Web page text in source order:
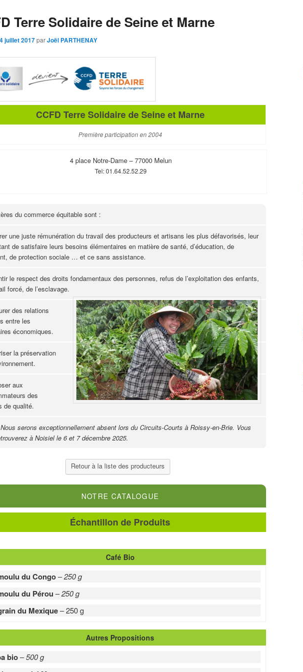
Terre Solidaire de Seine et Marne
4 juillet 2017parJoël PARTHENAY
CCFD Terre Solidaire de Seine et Marne
Première participation en 2004
4 place Notre-Dame – 77000 Melun
Tel: 01.64.52.52.29
du commerce équitable sont :
une juste rémunération du travail des producteurs et artisans les plus défavorisés, leur
de satisfaire leurs besoins élémentaires en matière de santé, d’éducation, de
de protection sociale … et ce sans assistance.
le respect des droits fondamentaux des personnes, refus de l’exploitation des enfants,
forcé, de l’esclavage.
des relations
entre les
économiques.
la préservation
aux
des
de qualité.
serons exceptionnellement absent lors du Circuits-Courts à Roissy-en-Brie. Vous
à Noisiel le 6 et 7 décembre 2025.
Retour à la liste des producteurs
NOTRE CATALOGUE
Échantillon de Produits
Café Bio
du Congo–250 g
du Pérou –250 g
du Mexique– 250 g
Autres Propositions
bio–500 g